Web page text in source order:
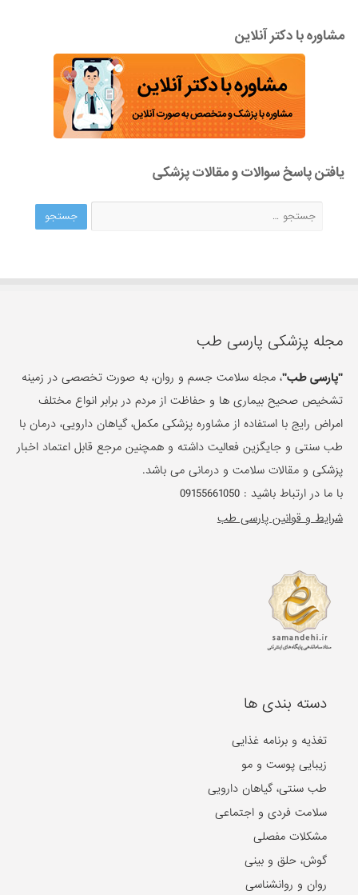
مشاوره با دکتر آنلاین
یافتن پاسخ سوالات و مقالات پزشکی
مجله پزشکی پارسی طب
"پارسی طب"، مجله سلامت جسم و روان، به صورت تخصصی در زمینه
تشخیص صحیح بیماری ها و حفاظت از مردم در برابر انواع مختلف
امراض رایج با استفاده از مشاوره پزشکی مکمل، گیاهان دارویی، درمان با
طب سنتی و جایگزین فعالیت داشته و همچنین مرجع قابل اعتماد اخبار
پزشکی و مقالات سلامت و درمانی می باشد.
با ما در ارتباط باشید :09155661050
شرایط و قوانین پارسی طب
دسته بندی ها
تغذیه و برنامه غذایی
زیبایی پوست و مو
طب سنتی، گیاهان دارویی
سلامت فردی و اجتماعی
مشکلات مفصلی
گوش، حلق و بینی
روان و روانشناسی